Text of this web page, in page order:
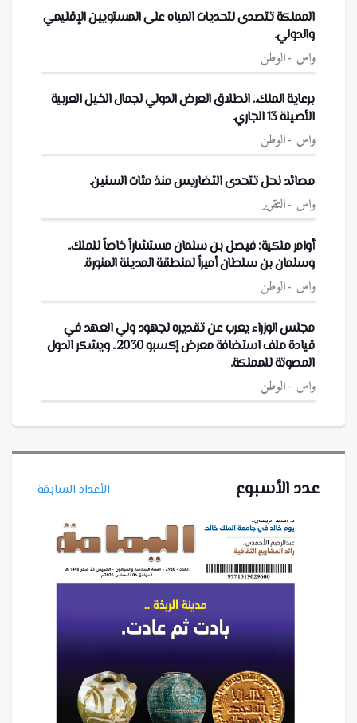
المملكة تتصدى لتحديات المياه على المستويين الإقليمي
والدولي.
واس الوطن
برعاية الملك.. انطلاق العرض الدولي لجمال الخيل العربية
الأصيلة 13 الجاري.
واس الوطن
مصائد نحل تتحدى التضاريس منذ مئات السنين.
واس التقرير
أوامر ملكية: فيصل بن سلمان مستشاراً خاصاً للملك..
وسلمان بن سلطان أميراً لمنطقة المدينة المنورة.
واس الوطن
مجلس الوزراء يعرب عن تقديره لجهود ولي العهد في
قيادة ملف استضافة معرض إكسبو 2030.. ويشكر الدول
المصوتة للمملكة.
واس الوطن
عدد الأسبوع الأعداد السابقة